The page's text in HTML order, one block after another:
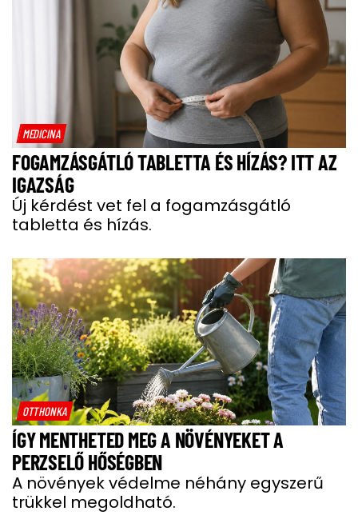
MEDICINA
FOGAMZÁSGÁTLÓ TABLETTA ÉS HÍZÁS? ITT AZ
IGAZSÁG
Új kérdést vet fel a fogamzásgátló
tabletta és hízás.
OTTHONKA
ÍGY MENTHETED MEG A NÖVÉNYEKET A
PERZSELŐ HŐSÉGBEN
A növények védelme néhány egyszerű
trükkel megoldható.